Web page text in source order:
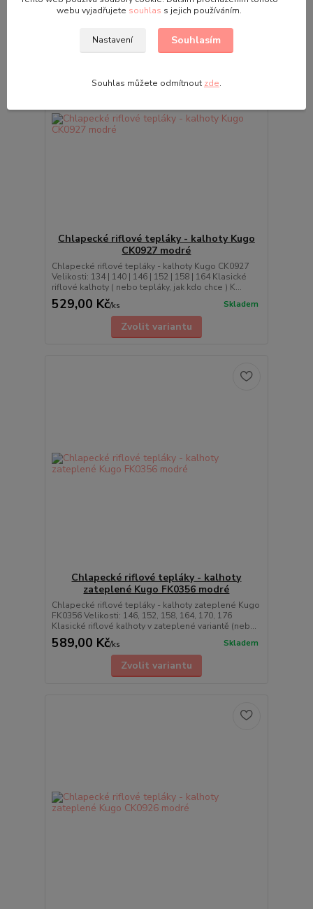
Chlapecké riflové tepláky - kalhoty Kugo
CK0927 modré
Chlapecké riflové tepláky - kalhoty Kugo CK0927
Velikosti: 134 | 140 | 146 | 152 | 158 | 164 Klasické
riflové kalhoty ( nebo tepláky, jak kdo chce ) K...
529,00 Kč/ks Skladem
Zvolit variantu
Chlapecké riflové tepláky - kalhoty
zateplené Kugo FK0356 modré
Chlapecké riflové tepláky - kalhoty zateplené Kugo
FK0356 Velikosti: 146, 152, 158, 164, 170, 176
Klasické riflové kalhoty v zateplené variantě (neb...
589,00 Kč/ks Skladem
Zvolit variantu
webu vyjadřujete souhlas s jejich používáním.
Nastavení Souhlasím
Souhlas můžete odmítnout zde.